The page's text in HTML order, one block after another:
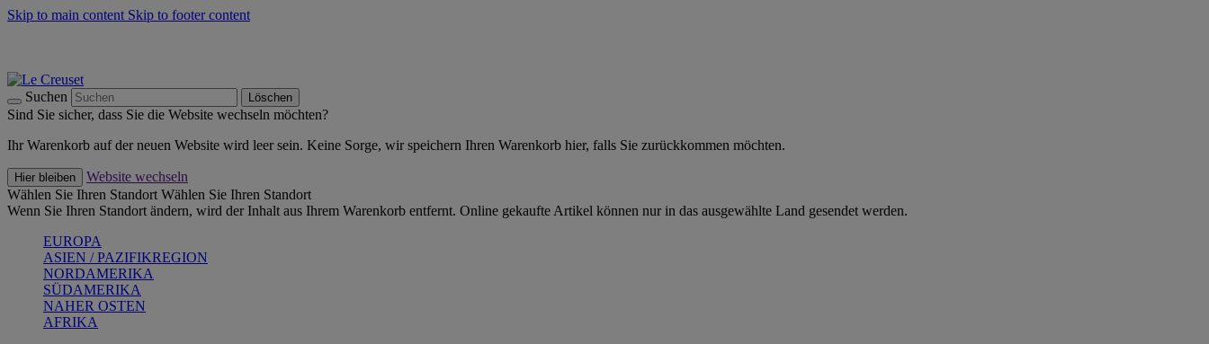
Skip to main content Skip to footer content
Suchen Löschen
Sind Sie sicher, dass Sie die Website wechseln möchten?
Ihr Warenkorb auf der neuen Website wird leer sein. Keine Sorge, wir speichern Ihren Warenkorb hier, falls Sie zurückkommen möchten.
Hier bleiben
Website wechseln
Wählen Sie Ihren Standort Wählen Sie Ihren Standort
Wenn Sie Ihren Standort ändern, wird der Inhalt aus Ihrem Warenkorb entfernt. Online gekaufte Artikel können nur in das ausgewählte Land gesendet werden.
EUROPA
ASIEN / PAZIFIKREGION
NORDAMERIKA
SÜDAMERIKA
NAHER OSTEN
AFRIKA